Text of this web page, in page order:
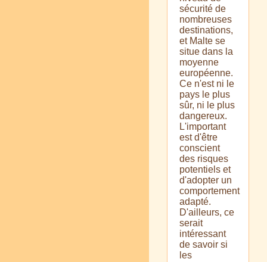
sécurité de
nombreuses
destinations,
et Malte se
situe dans la
moyenne
européenne.
Ce n'est ni le
pays le plus
sûr, ni le plus
dangereux.
L'important
est d'être
conscient
des risques
potentiels et
d'adopter un
comportement
adapté.
D'ailleurs, ce
serait
intéressant
de savoir si
les